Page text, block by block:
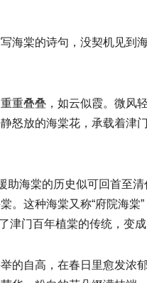
海棠的诗句，没契机见到
重叠叠，如云似霞。微风
怒放的海棠花，承载着津
助海棠的历史似可回首至
这种海棠又称“府院海棠”
门百年植棠的传统，变成
的自高，在春日里愈发浓